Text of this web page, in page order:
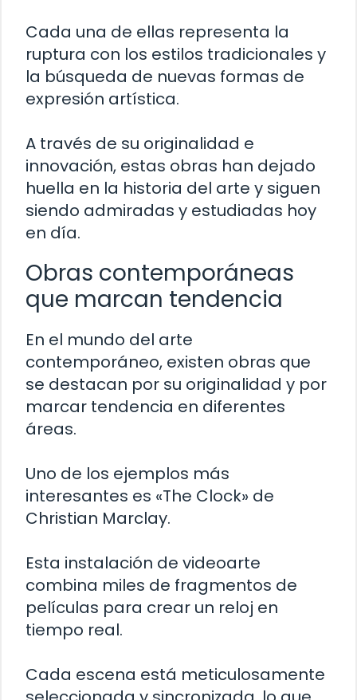
Cada una de ellas representa la
ruptura con los estilos tradicionales y
la búsqueda de nuevas formas de
expresión artística.
A través de su originalidad e
innovación, estas obras han dejado
huella en la historia del arte y siguen
siendo admiradas y estudiadas hoy
en día.
Obras contemporáneas
que marcan tendencia
En el mundo del arte
contemporáneo, existen obras que
se destacan por su originalidad y por
marcar tendencia en diferentes
áreas.
Uno de los ejemplos más
interesantes es «The Clock» de
Christian Marclay.
Esta instalación de videoarte
combina miles de fragmentos de
películas para crear un reloj en
tiempo real.
Cada escena está meticulosamente